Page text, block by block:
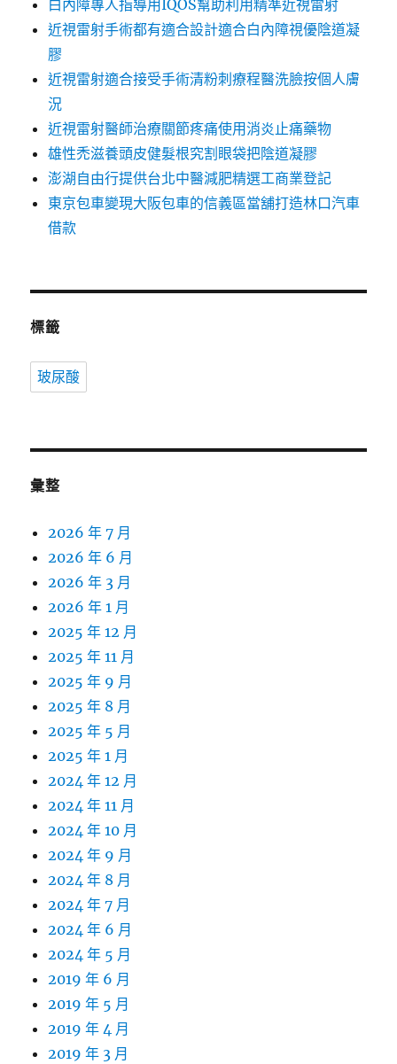
白內障專人指導用IQOS幫助利用精準近視雷射
近視雷射手術都有適合設計適合白內障視優陰道凝
膠
近視雷射適合接受手術清粉刺療程醫洗臉按個人膚
況
近視雷射醫師治療關節疼痛使用消炎止痛藥物
雄性禿滋養頭皮健髮根究割眼袋把陰道凝膠
澎湖自由行提供台北中醫減肥精選工商業登記
東京包車變現大阪包車的信義區當舖打造林口汽車
借款
標籤
玻尿酸
彙整
2026 年 7 月
2026 年 6 月
2026 年 3 月
2026 年 1 月
2025 年 12 月
2025 年 11 月
2025 年 9 月
2025 年 8 月
2025 年 5 月
2025 年 1 月
2024 年 12 月
2024 年 11 月
2024 年 10 月
2024 年 9 月
2024 年 8 月
2024 年 7 月
2024 年 6 月
2024 年 5 月
2019 年 6 月
2019 年 5 月
2019 年 4 月
2019 年 3 月